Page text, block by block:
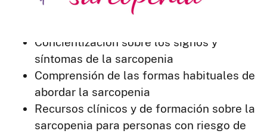
Concientización sobre los signos y
síntomas de la sarcopenia
Comprensión de las formas habituales de
abordar la sarcopenia
Recursos clínicos y de formación sobre la
sarcopenia para personas con riesgo de